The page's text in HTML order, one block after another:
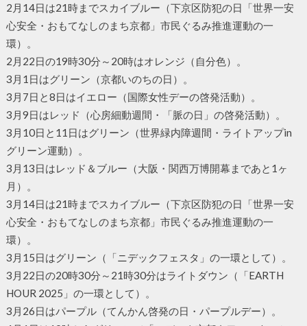
2月14日は21時までスカイブルー（下京区防犯の日「世界一安
心安全・おもてなしのまち京都」市民ぐるみ推進運動の一
環）。
2月22日の19時30分～20時はオレンジ（自分色）。
3月1日はグリーン（京都いのちの日）。
3月7日と8日はイエロー（国際女性デーの啓発活動）。
3月9日はレッド（心房細動週間・「脈の日」の啓発活動）。
3月10日と11日はグリーン（世界緑内障週間・ライトアップin
グリーン運動）。
3月13日はレッド＆ブルー（大阪・関西万博開幕まであと1ヶ
月）。
3月14日は21時までスカイブルー（下京区防犯の日「世界一安
心安全・おもてなしのまち京都」市民ぐるみ推進運動の一
環）。
3月15日はグリーン（「ニデックフェスタ」の一環として）。
3月22日の20時30分～21時30分はライトダウン（「EARTH
HOUR 2025」の一環として）。
3月26日はパープル（てんかん啓発の日・パープルデー）。